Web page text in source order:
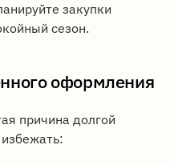
закупки
сезон.
оформления
причина долгой